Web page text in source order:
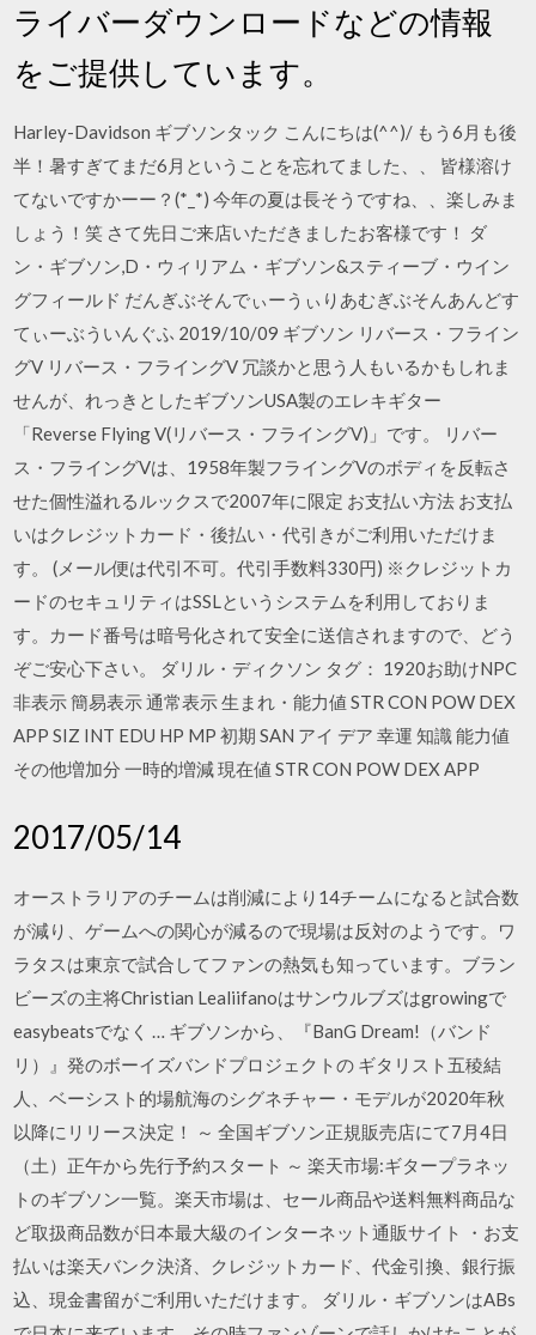
ライバーダウンロードなどの情報
をご提供しています。
Harley-Davidson ギブソンタック こんにちは(^^)/ もう6月も後
半！暑すぎてまだ6月ということを忘れてました、、 皆様溶け
てないですかーー？(*_*) 今年の夏は長そうですね、、楽しみま
しょう！笑 さて先日ご来店いただきましたお客様です！ ダ
ン・ギブソン,D・ウィリアム・ギブソン&スティーブ・ウイン
グフィールド だんぎぶそんでぃーうぃりあむぎぶそんあんどす
てぃーぶういんぐふ 2019/10/09 ギブソン リバース・フライン
グV リバース・フライングV 冗談かと思う人もいるかもしれま
せんが、れっきとしたギブソンUSA製のエレキギター
「Reverse Flying V(リバース・フライングV)」です。 リバー
ス・フライングVは、1958年製フライングVのボディを反転さ
せた個性溢れるルックスで2007年に限定 お支払い方法 お支払
いはクレジットカード・後払い・代引きがご利用いただけま
す。 (メール便は代引不可。代引手数料330円) ※クレジットカ
ードのセキュリティはSSLというシステムを利用しておりま
す。カード番号は暗号化されて安全に送信されますので、どう
ぞご安心下さい。 ダリル・ディクソン タグ： 1920お助けNPC
非表示 簡易表示 通常表示 生まれ・能力値 STR CON POW DEX
APP SIZ INT EDU HP MP 初期 SAN アイ デア 幸運 知識 能力値
その他増加分 一時的増減 現在値 STR CON POW DEX APP
2017/05/14
オーストラリアのチームは削減により14チームになると試合数
が減り、ゲームへの関心が減るので現場は反対のようです。ワ
ラタスは東京で試合してファンの熱気も知っています。ブラン
ビーズの主将Christian Lealiifanoはサンウルブズはgrowingで
easybeatsでなく … ギブソンから、『BanG Dream!（バンド
リ）』発のボーイズバンドプロジェクトの ギタリスト五稜結
人、ベーシスト的場航海のシグネチャー・モデルが2020年秋
以降にリリース決定！ ～ 全国ギブソン正規販売店にて7月4日
（土）正午から先行予約スタート ～ 楽天市場:ギタープラネッ
トのギブソン一覧。楽天市場は、セール商品や送料無料商品な
ど取扱商品数が日本最大級のインターネット通販サイト ・お支
払いは楽天バンク決済、クレジットカード、代金引換、銀行振
込、現金書留がご利用いただけます。 ダリル・ギブソンはABs